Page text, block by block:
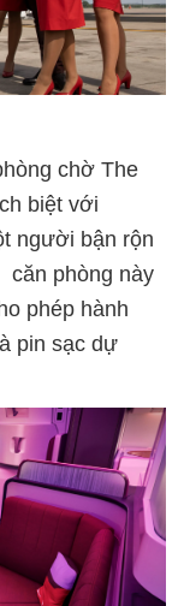
chờ The
biệt với
người bận rộn
căn phòng này
phép hành
pin sạc dự